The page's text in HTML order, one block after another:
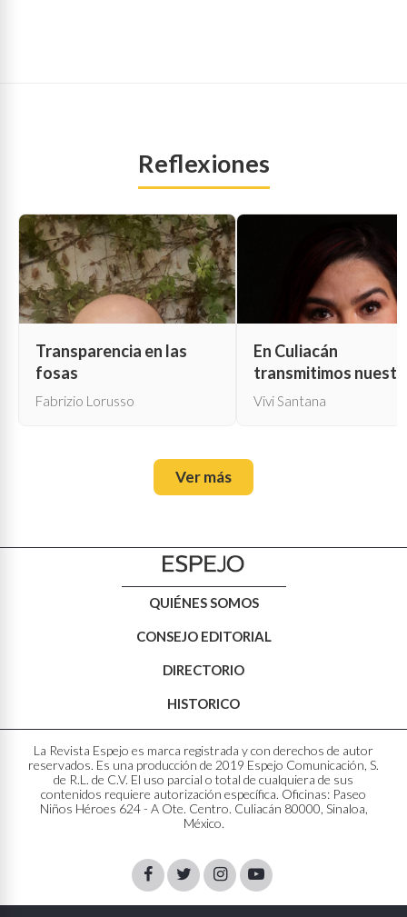
Reflexiones
Transparencia en las
fosas
Fabrizio Lorusso
En Culiacán
transmitimos
propia muerte
Vivi Santana
Ver más
QUIÉNES SOMOS
CONSEJO EDITORIAL
DIRECTORIO
HISTORICO
La Revista Espejo es marca registrada y con derechos de autor
reservados. Es una producción de 2019 Espejo Comunicación, S.
de R.L. de C.V. El uso parcial o total de cualquiera de sus
contenidos requiere autorización específica. Oficinas: Paseo
Niños Héroes 624 - A Ote. Centro. Culiacán 80000, Sinaloa,
México.
FacebookTwitterInstagram
Youtube